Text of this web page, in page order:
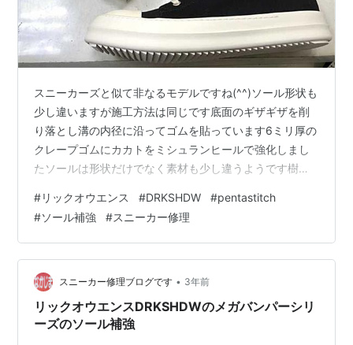
スニーカーズと似て非なるモデルですね(^^)ソール形状も
少し違いますが施工方法は同じです底面のギザギザを削
り落とし溝の内径に沿ってゴムを貼っています6ミリ厚の
クレープゴムにカカトをミシュランヒールで強化しまし
たソールは形状だけでなく素材も少し違うようです樹脂
削ってみてわかる違い 価格などお問い合わせはこちらか
ら、LINEでもメールでもOKです nakajima-kutu.com
#リックオウエンス #DRKSHDW #pentastitch
#ソール補強 #スニーカー修理
スニーカー修理ブログです • 3年前
リックオウエンスDRKSHDWのメガバンパーシリ
ーズのソール補強